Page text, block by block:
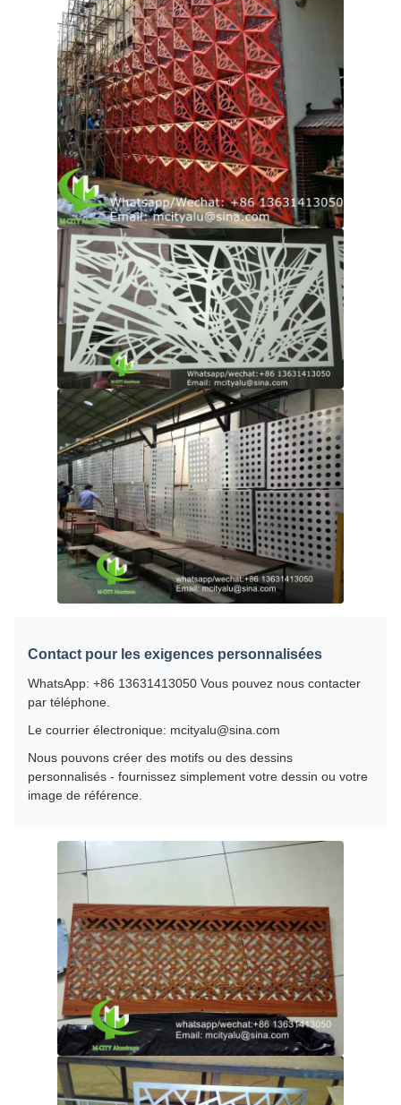
Contact pour les exigences personnalisées
WhatsApp: +86 13631413050 Vous pouvez nous contacter
par téléphone.
Le courrier électronique: mcityalu@sina.com
Nous pouvons créer des motifs ou des dessins
personnalisés - fournissez simplement votre dessin ou votre
image de référence.